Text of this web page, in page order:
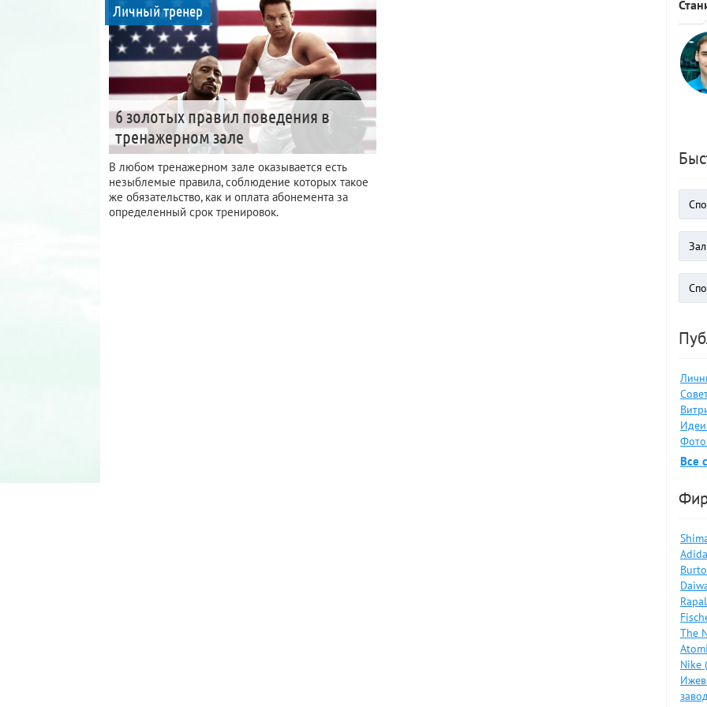
Личный тренер
6 золотых правил поведения в
тренажерном зале
В любом тренажерном зале оказывается есть
незыблемые правила, соблюдение которых такое
же обязательство, как и оплата абонемента за
определенный срок тренировок.
Все
The
Nike